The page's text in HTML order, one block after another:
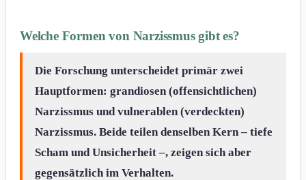
Welche Formen von Narzissmus gibt es?
Die Forschung unterscheidet primär zwei
Hauptformen: grandiosen (offensichtlichen)
Narzissmus und vulnerablen (verdeckten)
Narzissmus. Beide teilen denselben Kern – tiefe
Scham und Unsicherheit –, zeigen sich aber
gegensätzlich im Verhalten.